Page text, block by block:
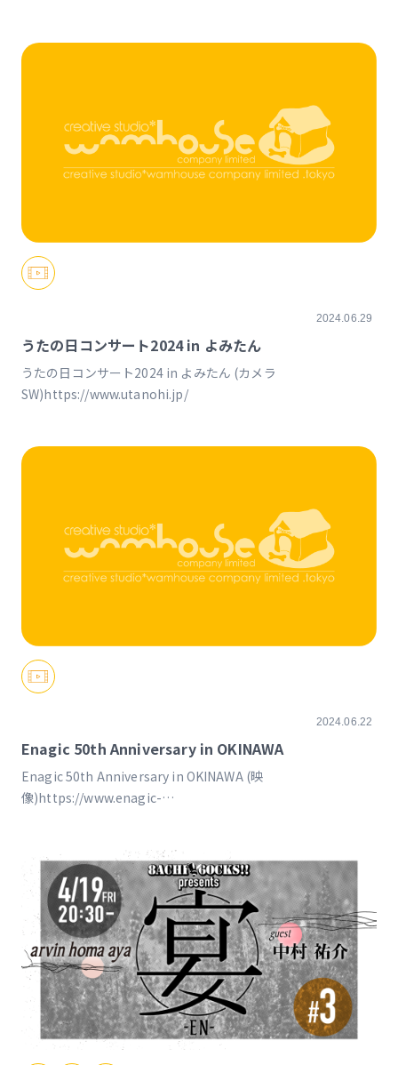
2024.06.29
うたの日コンサート2024 in よみたん
うたの日コンサート2024 in よみたん (カメラ
SW)https://www.utanohi.jp/
2024.06.22
Enagic 50th Anniversary in OKINAWA
Enagic 50th Anniversary in OKINAWA (映
像)https://www.enagic-